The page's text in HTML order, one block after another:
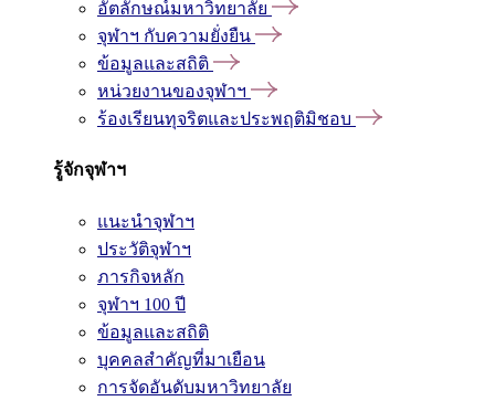
อัตลักษณ์มหาวิทยาลัย
จุฬาฯ กับความยั่งยืน
ข้อมูลและสถิติ
หน่วยงานของจุฬาฯ
ร้องเรียนทุจริตและประพฤติมิชอบ
รู้จักจุฬาฯ
แนะนำจุฬาฯ
ประวัติจุฬาฯ
ภารกิจหลัก
จุฬาฯ 100 ปี
ข้อมูลและสถิติ
บุคคลสำคัญที่มาเยือน
การจัดอันดับมหาวิทยาลัย